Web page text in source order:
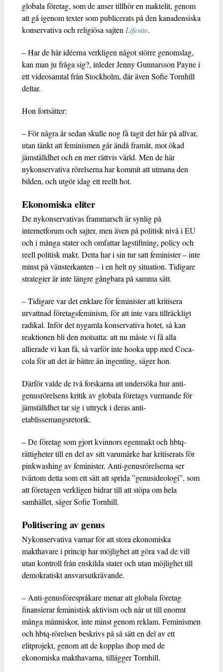
globala företag, som de anser tillhör en maktelit, genom
att gå igenom texter som publicerats på den kanadensiska
konservativa och religiösa sajtenLifesite.
– Har de här idéerna verkligen något större genomslag,
kan man ju fråga sig?, inleder Jenny Gunnarsson Payne i
ett videosamtal från Stockholm, där även Sofie Tornhill
deltar.
Hon fortsätter:
– För några år sedan skulle nog få tagit det här på allvar,
utan tänkt att feminismen går ändå framåt, mot ökad
jämställdhet och en mer rättvis värld. Men de här
nykonservativa rörelserna har kommit att utmana den
bilden, och utgör idag ett reellt hot.
Ekonomiska eliter
De nykonservativas frammarsch är synlig på
internetforum och sajter, men även på politisk nivå i EU
och i många stater och omfattar lagstiftning, policy och
reell politisk makt. Detta har i sin tur satt feminister – inte
minst på vänsterkanten – i en helt ny situation. Tidigare
strategier är inte längre gångbara på samma sätt.
– Tidigare var det enklare för feminister att kritisera
urvattnad företagsfeminism, för att inte vara tillräckligt
radikal. Inför det nygamla konservativa hotet, så kan
reaktionen bli den motsatta: att nu måste vi få alla
allierade vi kan få, så varför inte hooka upp med Coca-
cola för att det är bättre än ingenting, säger hon.
Därför valde de två forskarna att undersöka hur anti-
genusrörelsens kritik av globala företags vurmande för
jämställdhet tar sig i uttryck i deras anti-
etablissemangsretorik.
– De företag som gjort kvinnors egenmakt och hbtq-
rättigheter till en del av sitt varumärke har kritiserats för
pinkwashing av feminister. Anti-genusrörelserna ser
tvärtom detta som ett sätt att sprida ”genusideologi”, som
att företagen verkligen bidrar till att stöpa om hela
samhället, säger Sofie Tornhill.
Politisering av genus
Nykonservativa varnar för att stora ekonomiska
makthavare i princip har möjlighet att göra vad de vill
utan kontroll från enskilda stater och utan möjlighet till
demokratiskt ansvarsutkrävande.
– Anti-genusförespråkare menar att globala företag
finansierar feministisk aktivism och når ut till enormt
många människor, inte minst genom reklam. Feminismen
och hbtq-rörelsen beskrivs på så sätt en del av ett
elitprojekt, genom att de kopplas ihop med de
ekonomiska makthavarna, tillägger Tornhill.